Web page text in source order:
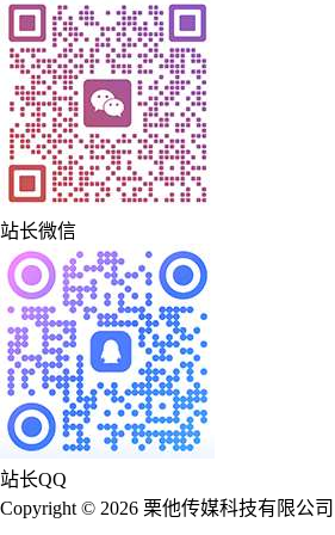
站长微信
站长QQ
Copyright © 2026 栗他传媒科技有限公司